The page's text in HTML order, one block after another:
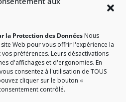
la Protection des Données Nous
Web pour vous offrir l'expérience la
préférences. Leurs désactivations
d'affichages et d'ergonomies. En
consentez à l'utilisation de TOUS
cliquer sur le bouton «
contrôlé.
Intra: FR8744215677 - CNIL: